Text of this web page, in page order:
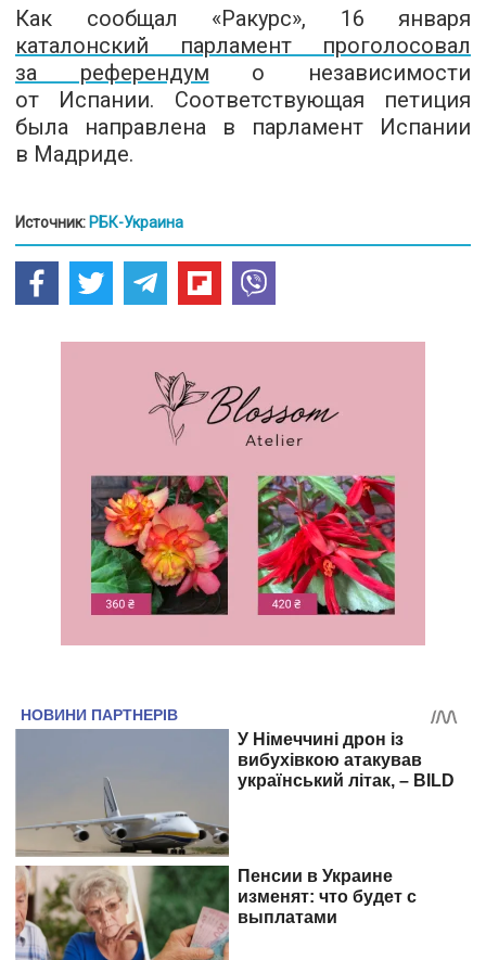
Как сообщал «Ракурс», 16 января
каталонский парламент проголосовал
за референдум о независимости
от Испании. Соответствующая петиция
была направлена в парламент Испании
в Мадриде.
Источник: РБК-Украина